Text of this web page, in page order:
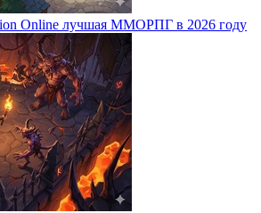
Online лучшая ММОРПГ в 2026 году